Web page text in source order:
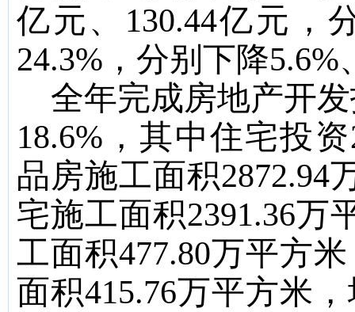
亿元、 130.44亿元，
24.3% ， 分别下降5.6%
全年完成房地产开
18.6% ，其中住宅投资
品房施工面积2872.94
宅施工面积2391.36万
工面积477.80万平方
面积415.76万平方米，